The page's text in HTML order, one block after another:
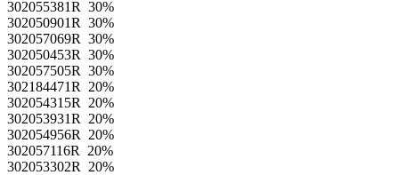
302055381R 30%
302050901R 30%
302057069R 30%
302050453R 30%
302057505R 30%
302184471R 20%
302054315R 20%
302053931R 20%
302054956R 20%
302057116R 20%
302053302R 20%